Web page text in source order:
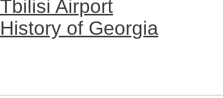
Tbilisi Airport
History of Georgia